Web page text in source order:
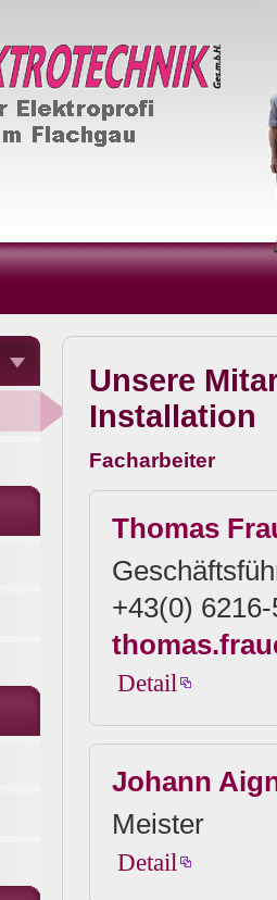
Unsere
Installation
Facharbeiter
Thomas
+43(0)
Detail
Johann
Meister
Detail